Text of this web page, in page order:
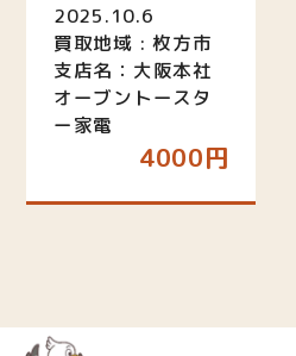
2025.10.6
買取地域 : 枚方市
支店名：大阪本社
オーブントースタ
ー家電
4000円